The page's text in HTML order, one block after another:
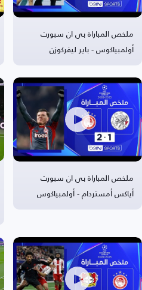
ملخص المباراة بي ان سبورت
أولمبياكوس - باير ليفركوزن
ملخص المباراة بي ان سبورت
أياكس أمستردام - أولمبياكوس